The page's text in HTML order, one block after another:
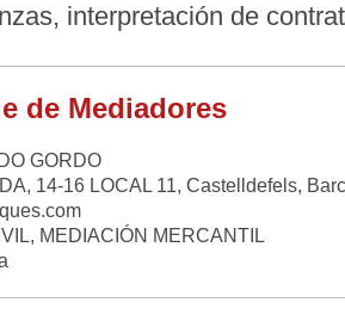
interpretación de
de Mediadores
GORDO
14-16 LOCAL 11, Castelldefels,
MEDIACIÓN MERCANTIL